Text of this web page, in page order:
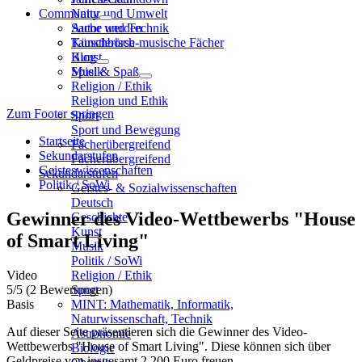
Natur und Umwelt
Sache und Technik
Künstlerisch-musische Fächer
Kunst
Musik
Religion / Ethik
Religion und Ethik
Sport
Sport und Bewegung
Fächerübergreifend
Fächerübergreifend
Sekundarstufen
Geistes- & Sozialwissenschaften
Deutsch
Geschichte
Kunst
Musik
Politik / SoWi
Religion / Ethik
Sport
MINT: Mathematik, Informatik,
Naturwissenschaft, Technik
Astronomie
Biologie
Community
Autor werden
Tauschbörse
Blog
Spiel & Spaß
Zum Footer springen
Startseite
Sekundarstufen
Geisteswissenschaften
Politik / SoWi
Gewinner des Video-Wettbewerbs "House
of Smart Living"
Video
5/5 (2 Bewertungen)
Basis
Auf dieser Seite präsentieren sich die Gewinner des Video-
Wettbewerbs "House of Smart Living". Diese können sich über